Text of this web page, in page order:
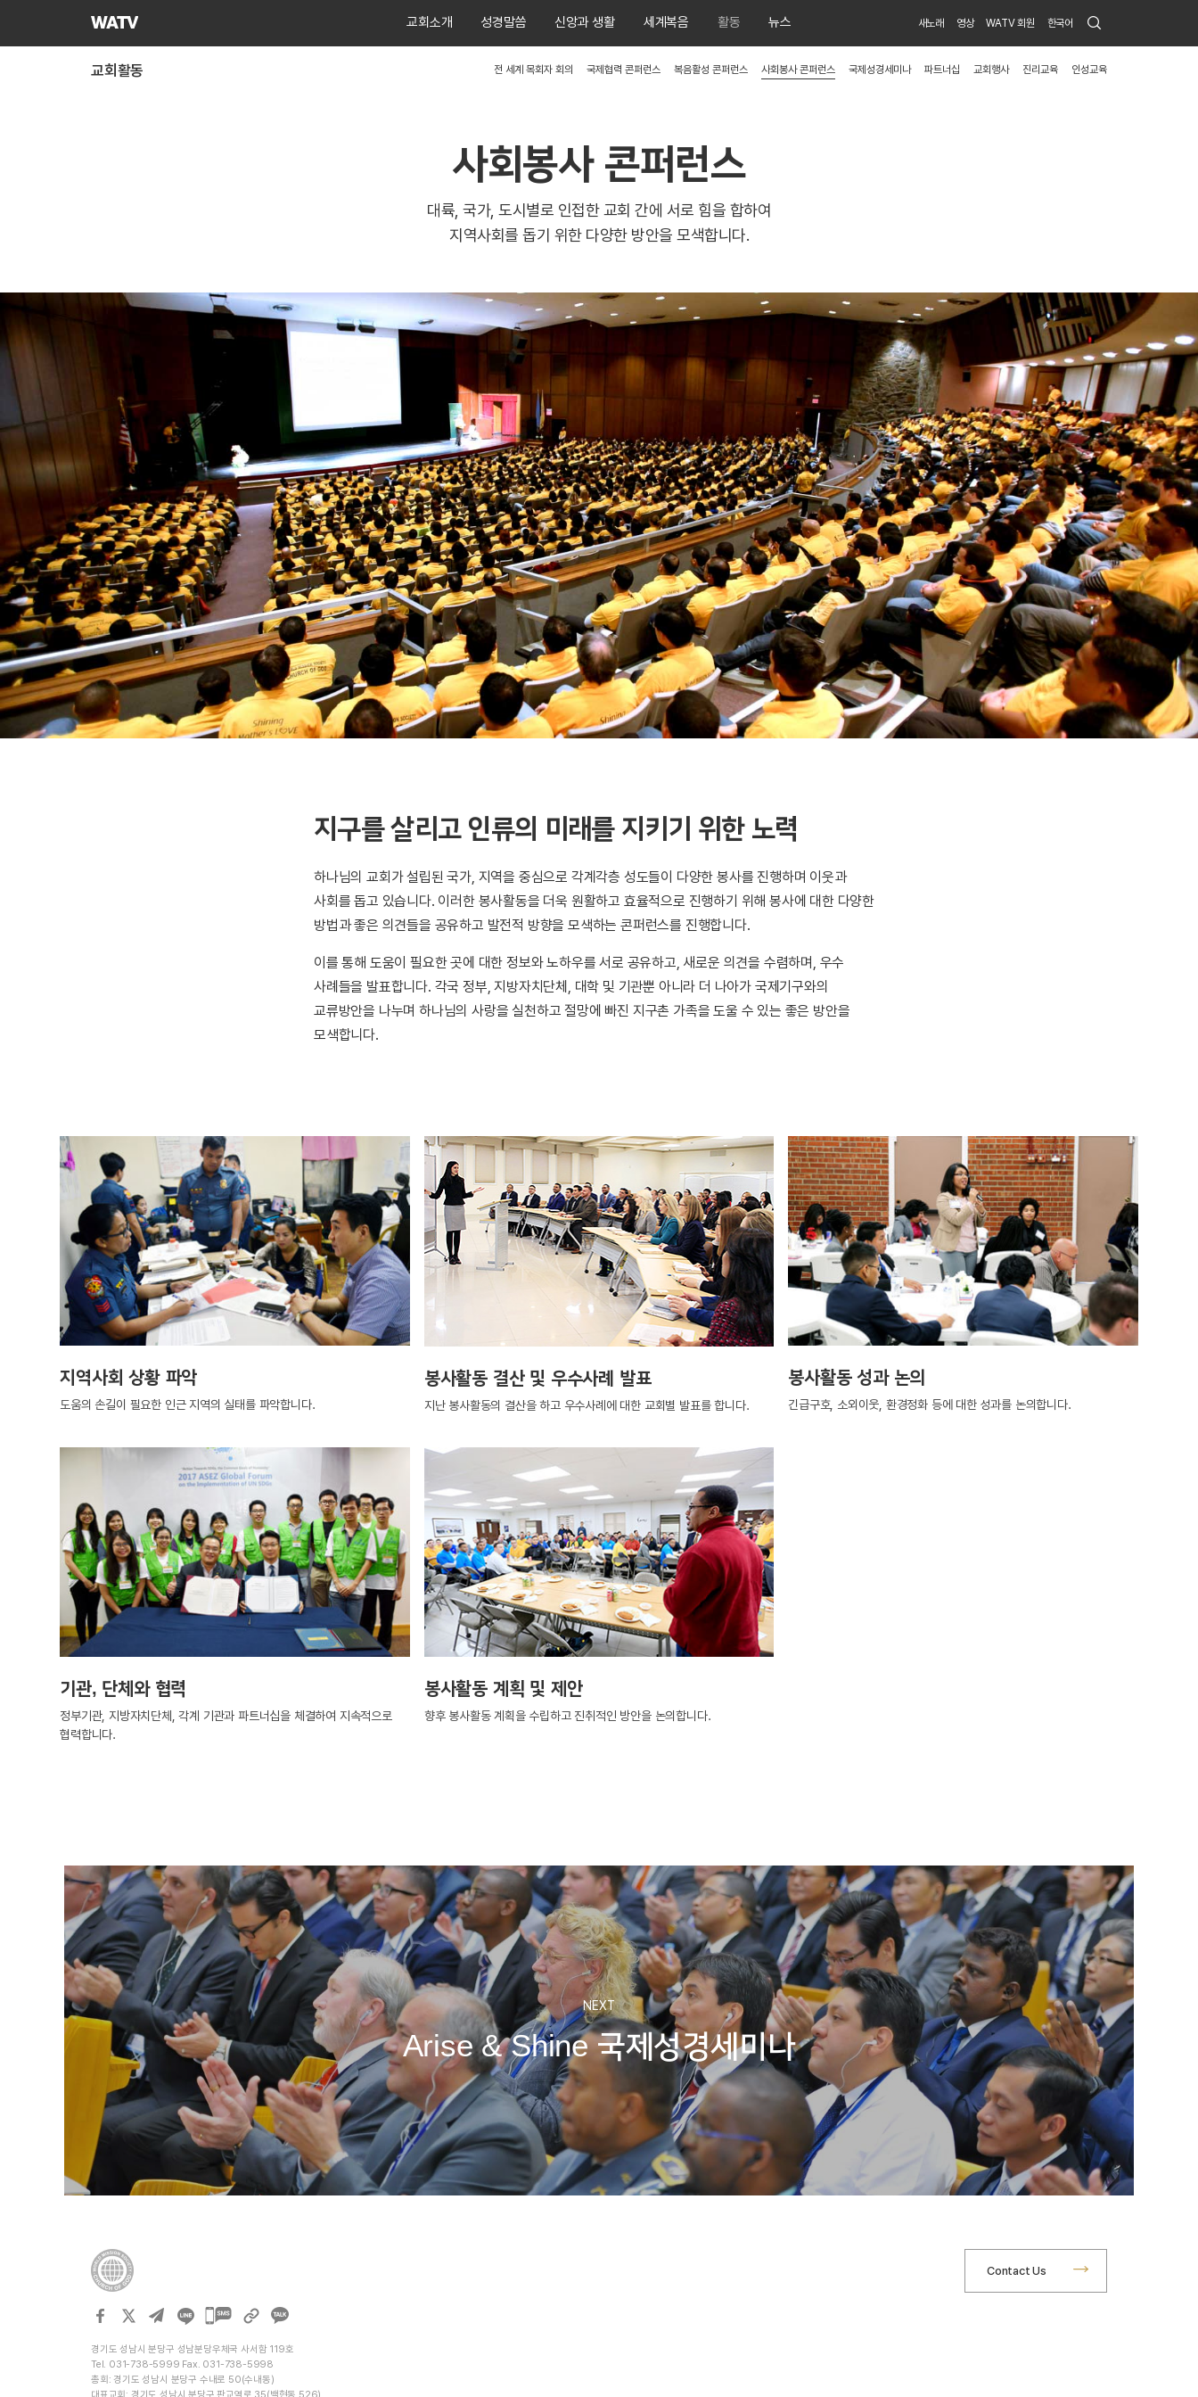
하나님의교회
교회소개 성경말씀 신앙과 생활 세계복음 활동 뉴스 새노래 영상 WATV 회원 한국어 Search
Submit
교회활동 전 세계 목회자 회의 국제협력 콘퍼런스 복음활성 콘퍼런스 사회봉사 콘퍼런스 국제성경세미나 파트너십 교회행사 진리교육
인성교육
사회봉사 콘퍼런스
대륙, 국가, 도시별로 인접한 교회 간에 서로 힘을 합하여
지역사회를 돕기 위한 다양한 방안을 모색합니다.
지구를 살리고 인류의 미래를 지키기 위한 노력
하나님의 교회가 설립된 국가, 지역을 중심으로 각계각층 성도들이 다양한 봉사를 진행하며 이웃과
사회를 돕고 있습니다. 이러한 봉사활동을 더욱 원활하고 효율적으로 진행하기 위해 봉사에 대한 다양한
방법과 좋은 의견들을 공유하고 발전적 방향을 모색하는 콘퍼런스를 진행합니다.
이를 통해 도움이 필요한 곳에 대한 정보와 노하우를 서로 공유하고, 새로운 의견을 수렴하며, 우수
사례들을 발표합니다. 각국 정부, 지방자치단체, 대학 및 기관뿐 아니라 더 나아가 국제기구와의
교류방안을 나누며 하나님의 사랑을 실천하고 절망에 빠진 지구촌 가족을 도울 수 있는 좋은 방안을
모색합니다.
지역사회 상황 파악
도움의 손길이 필요한 인근 지역의 실태를 파악합니다.
봉사활동 결산 및 우수사례 발표
지난 봉사활동의 결산을 하고 우수사례에 대한 교회별 발표를 합니다.
봉사활동 성과 논의
긴급구호, 소외이웃, 환경정화 등에 대한 성과를 논의합니다.
기관, 단체와 협력
정부기관, 지방자치단체, 각계 기관과 파트너십을 체결하여 지속적으로
협력합니다.
봉사활동 계획 및 제안
향후 봉사활동 계획을 수립하고 진취적인 방안을 논의합니다.
NEXT
Arise & Shine 국제성경세미나
카카오톡
경기도 성남시 분당구 성남분당우체국 사서함 119호
Tel. 031-738-5999 Fax. 031-738-5998
총회: 경기도 성남시 분당구 수내로 50(수내동)
대표교회: 경기도 성남시 분당구 판교역로 35(백현동 526)
Contact Us